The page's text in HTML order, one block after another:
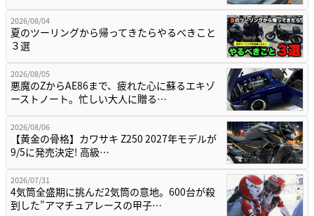
2026/08/04
夏のツーリングから帰ってきたらやるべきこと
３選
2026/08/05
悪魔のZからAE86まで、疲れた心に蘇るエキゾ
ーストノート。忙しい大人に贈る…
2026/08/06
【黄金の骨格】カワサキ Z250 2027年モデルが
9/5に発売決定! 高級…
2026/07/31
4気筒全盛期に挑んだ2気筒の意地。600台が殺
到した”アマチュアレースの甲子…